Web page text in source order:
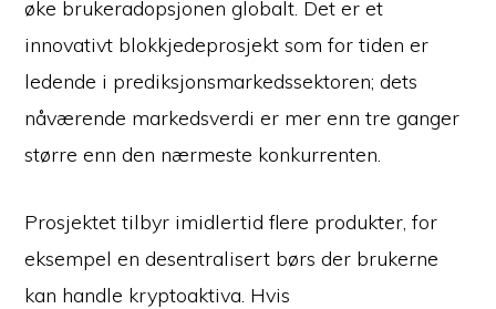
øke brukeradopsjonen globalt. Det er et
innovativt blokkjedeprosjekt som for tiden er
ledende i prediksjonsmarkedssektoren; dets
nåværende markedsverdi er mer enn tre ganger
større enn den nærmeste konkurrenten.
Prosjektet tilbyr imidlertid flere produkter, for
eksempel en desentralisert børs der brukerne
kan handle kryptoaktiva. Hvis
Bedriftsnummer 10490224
Adresse: 2nd Floor 167-169 Great Portland Street, London,
Innholdet er for informasjonsformål og er ikke investeringsrådgivning.
Tidligere resultater er ikke en indikasjon på fremtidige resultater. Investering
i kryptovaluta er forbundet med risiko.